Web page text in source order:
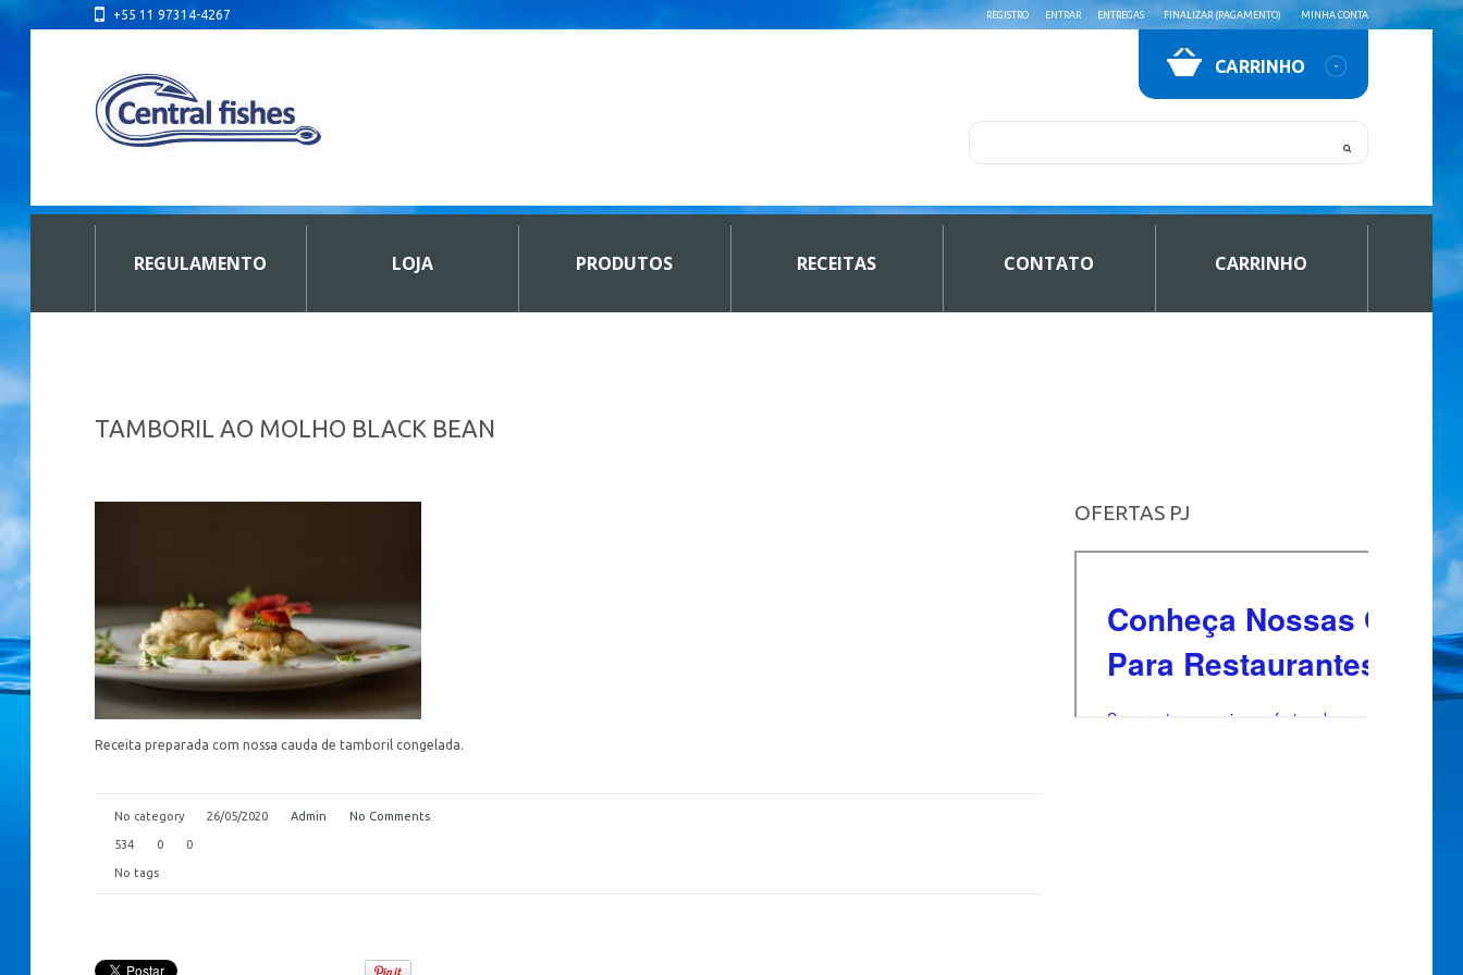
+55 11 97314-4267 REGISTRO ENTRAR ENTREGAS FINALIZAR (PAGAMENTO) MINHA CONTA
CARRINHO
REGULAMENTO LOJA PRODUTOS RECEITAS CONTATO CARRINHO
TAMBORIL AO MOLHO BLACK BEAN
Receita preparada com nossa cauda de tamboril congelada.
No category 26/05/2020 Admin No Comments
534 0 0
No tags
OFERTAS PJ